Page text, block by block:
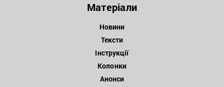
Матеріали
Новини
Тексти
Інструкції
Колонки
Анонси